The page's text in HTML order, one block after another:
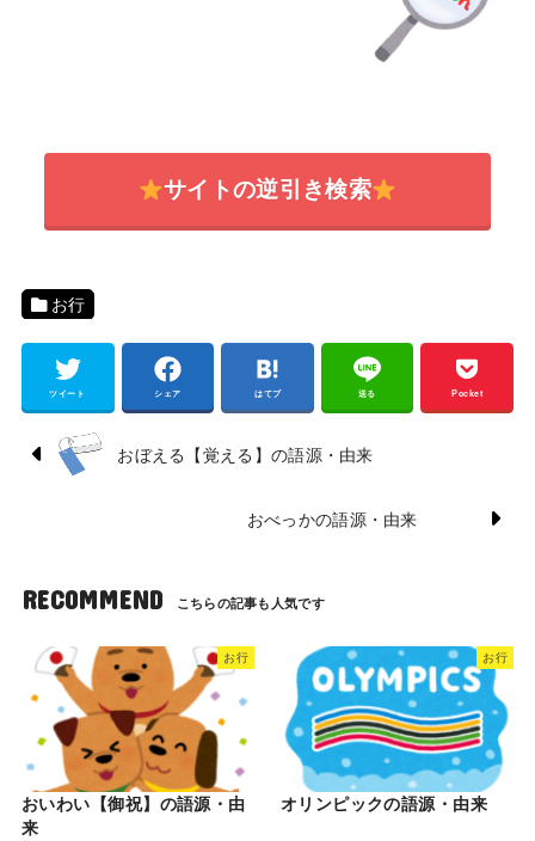
サイトの逆引き検索
お行
ツイート シェア はてブ 送る Pocket
おぼえる【覚える】の語源・由来
おべっかの語源・由来
RECOMMEND
お行
おいわい【御祝】の語源・由
来
お行
オリンピックの語源・由来